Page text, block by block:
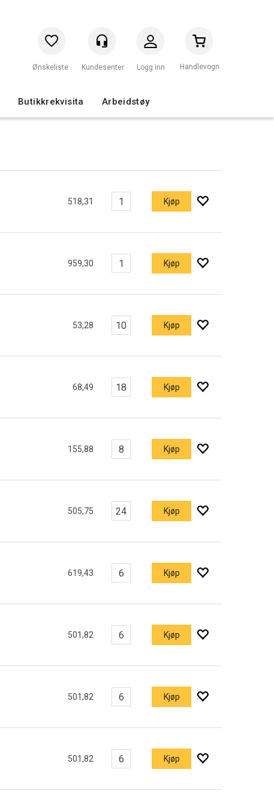
Logg inn Handlevogn
Butikkrekvisita Arbeidstøy
518,31 Kjøp
959,30 Kjøp
53,28 Kjøp
68,49 Kjøp
155,88 Kjøp
505,75 Kjøp
619,43 Kjøp
501,82 Kjøp
501,82 Kjøp
501,82 Kjøp